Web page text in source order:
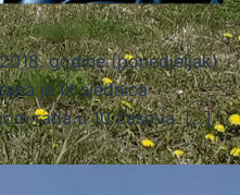
godine (ponedjeljak)
je IX sjednica
rada u 10 časova. […]